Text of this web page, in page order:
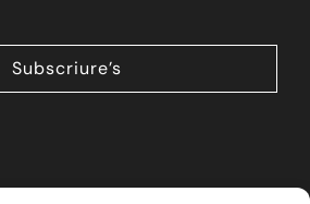
Subscriure’s